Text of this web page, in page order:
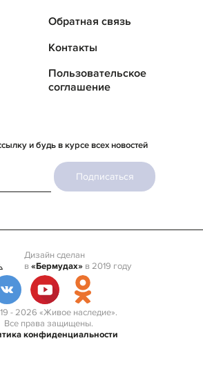
Обратная связь
Контакты
Пользовательское
соглашение
и будь в курсе всех новостей
Подписаться
- 2026 «Живое наследие».
Все права защищены.
конфиденциальности
Дизайн сделан
в«Бермудах»в 2019 году